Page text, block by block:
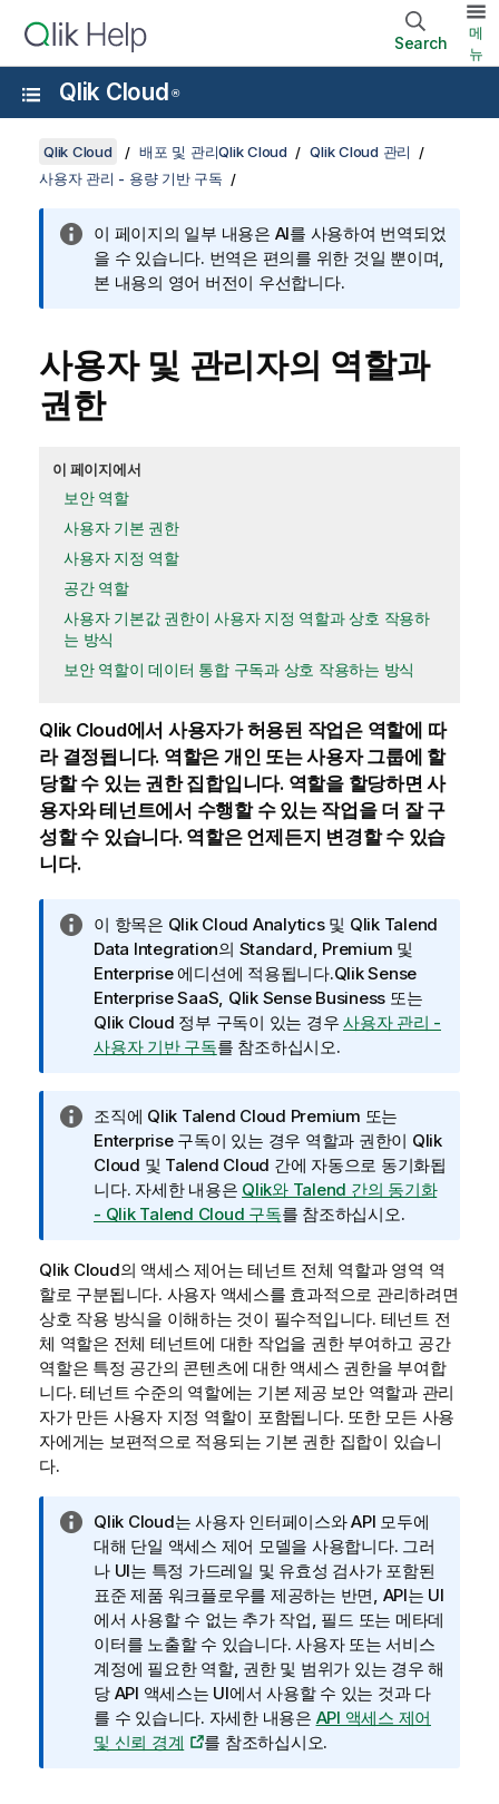
Search
메
뉴
Qlik Cloud ®
Qlik Cloud 배포 및 관리Qlik Cloud
Qlik Cloud 관리
사용자 관리 - 용량 기반 구독
이 페이지의 일부 내용은 AI를 사용하여 번역되었
을 수 있습니다. 번역은 편의를 위한 것일 뿐이며,
본 내용의 영어 버전이 우선합니다.
사용자 및 관리자의 역할과
권한
이 페이지에서
보안 역할
사용자 기본 권한
사용자 지정 역할
공간 역할
사용자 기본값 권한이 사용자 지정 역할과 상호 작용하
는 방식
보안 역할이 데이터 통합 구독과 상호 작용하는 방식
Qlik Cloud에서 사용자가 허용된 작업은 역할에 따
라 결정됩니다. 역할은 개인 또는 사용자 그룹에 할
당할 수 있는 권한 집합입니다. 역할을 할당하면 사
용자와 테넌트에서 수행할 수 있는 작업을 더 잘 구
성할 수 있습니다. 역할은 언제든지 변경할 수 있습
니다.
정
보
메
모
이 항목은 Qlik Cloud Analytics및 Qlik Talend
Data Integration의 Standard, Premium 및
Enterprise 에디션에 적용됩니다.Qlik Sense
Enterprise SaaS, Qlik Sense Business 또는
Qlik Cloud 정부 구독이 있는 경우 사용자 관리 -
사용자 기반 구독를 참조하십시오.
정
보
메
모
조직에 Qlik Talend Cloud Premium 또는
Enterprise 구독이 있는 경우 역할과 권한이 Qlik
Cloud 및 Talend Cloud 간에 자동으로 동기화됩
니다. 자세한 내용은 Qlik와 Talend 간의 동기화
- Qlik Talend Cloud 구독를 참조하십시오.
Qlik Cloud의 액세스 제어는 테넌트 전체 역할과 영역 역
할로 구분됩니다. 사용자 액세스를 효과적으로 관리하려면
상호 작용 방식을 이해하는 것이 필수적입니다. 테넌트 전
체 역할은 전체 테넌트에 대한 작업을 권한 부여하고 공간
역할은 특정 공간의 콘텐츠에 대한 액세스 권한을 부여합
니다. 테넌트 수준의 역할에는 기본 제공 보안 역할과 관리
자가 만든 사용자 지정 역할이 포함됩니다. 또한 모든 사용
자에게는 보편적으로 적용되는 기본 권한 집합이 있습니
다.
정
보
메
모
Qlik Cloud는 사용자 인터페이스와 API 모두에
대해 단일 액세스 제어 모델을 사용합니다. 그러
나 UI는 특정 가드레일 및 유효성 검사가 포함된
표준 제품 워크플로우를 제공하는 반면, API는 UI
에서 사용할 수 없는 추가 작업, 필드 또는 메타데
이터를 노출할 수 있습니다. 사용자 또는 서비스
계정에 필요한 역할, 권한 및 범위가 있는 경우 해
당 API 액세스는 UI에서 사용할 수 있는 것과 다
를 수 있습니다. 자세한 내용은 API 액세스 제어
및 신뢰 경계
를 참조하십시오.